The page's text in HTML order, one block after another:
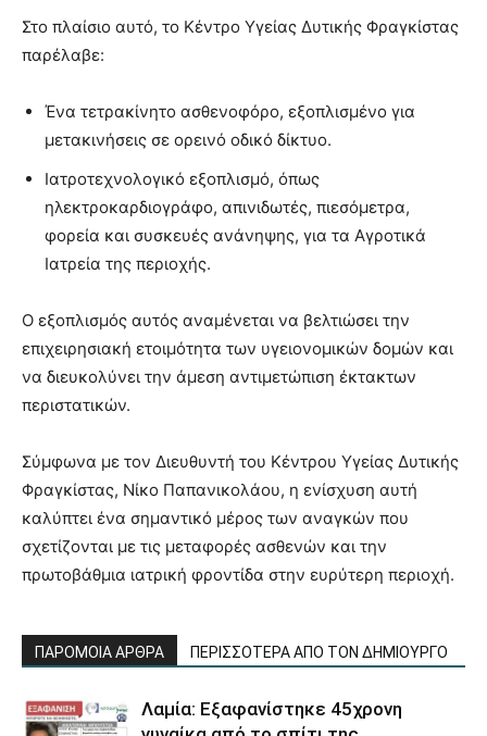
Στο πλαίσιο αυτό, το Κέντρο Υγείας Δυτικής Φραγκίστας
παρέλαβε:
Ένα τετρακίνητο ασθενοφόρο, εξοπλισμένο για
μετακινήσεις σε ορεινό οδικό δίκτυο.
Ιατροτεχνολογικό εξοπλισμό, όπως
ηλεκτροκαρδιογράφο, απινιδωτές, πιεσόμετρα,
φορεία και συσκευές ανάνηψης, για τα Αγροτικά
Ιατρεία της περιοχής.
Ο εξοπλισμός αυτός αναμένεται να βελτιώσει την
επιχειρησιακή ετοιμότητα των υγειονομικών δομών και
να διευκολύνει την άμεση αντιμετώπιση έκτακτων
περιστατικών.
Σύμφωνα με τον Διευθυντή του Κέντρου Υγείας Δυτικής
Φραγκίστας, Νίκο Παπανικολάου, η ενίσχυση αυτή
καλύπτει ένα σημαντικό μέρος των αναγκών που
σχετίζονται με τις μεταφορές ασθενών και την
πρωτοβάθμια ιατρική φροντίδα στην ευρύτερη περιοχή.
ΠΑΡΟΜΟΙΑ ΑΡΘΡΑ ΠΕΡΙΣΣΟΤΕΡΑ ΑΠΟ ΤΟΝ ΔΗΜΙΟΥΡΓΟ
Λαμία: Εξαφανίστηκε 45χρονη